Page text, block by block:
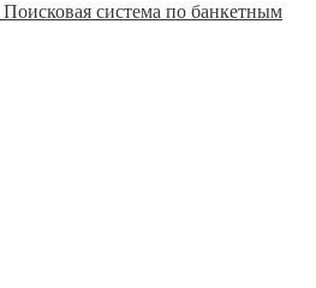
система по банкетным